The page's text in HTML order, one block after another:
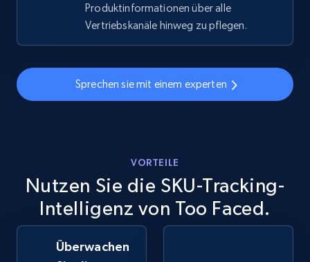
URL, Product id, Title, Seller name, Seller rating,
Seller reviews, Breadcrumbs, Root category, and
2.5K+
URL, Product id, Title, Seller name, Seller rating,
Seller reviews, Breadcrumbs, Root category, and
more.
Produktinformationen über alle
Vertriebskanäle hinweg zu pflegen.
Sprechen sie mit einem experten
VORTEILE
Nutzen Sie die SKU-Tracking-
Intelligenz von Too Faced.
Überwachen